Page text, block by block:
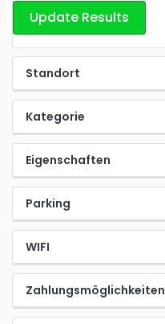
Update Results
Standort
Kategorie
Eigenschaften
Parking
WIFI
Zahlungsmöglichkeiten